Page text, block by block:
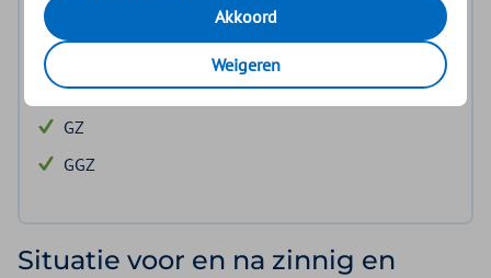
Geschikt voor
V&V
GZ
GGZ
Situatie voor en na zinnig en
Akkoord
Weigeren